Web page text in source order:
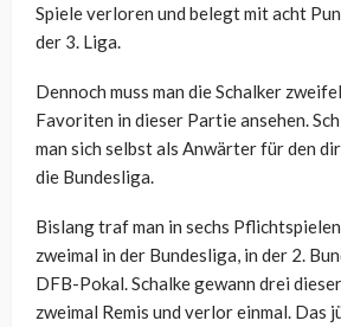
Spiele verloren und belegt mit acht
der 3. Liga.
Dennoch muss man die Schalker
Favoriten in dieser Partie ansehen.
man sich selbst als Anwärter für den
die Bundesliga.
Bislang traf man in sechs
zweimal in der Bundesliga, in der 2.
DFB-Pokal. Schalke gewann drei
zweimal Remis und verlor einmal. Das